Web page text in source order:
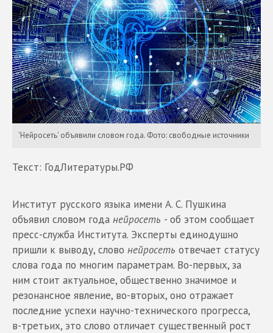
'Нейросеть' объявили словом года. Фото: свободные источники
Текст: ГодЛитературы.РФ
Институт русского языка имени А. С. Пушкина
объявил словом года нейросеть - об этом сообщает
пресс-служба Института. Эксперты единодушно
пришли к выводу, слово нейросеть отвечает статусу
слова года по многим параметрам. Во-первых, за
ним стоит актуальное, общественно значимое и
резонансное явление, во-вторых, оно отражает
последние успехи научно-технического прогресса,
в-третьих, это слово отличает существенный рост